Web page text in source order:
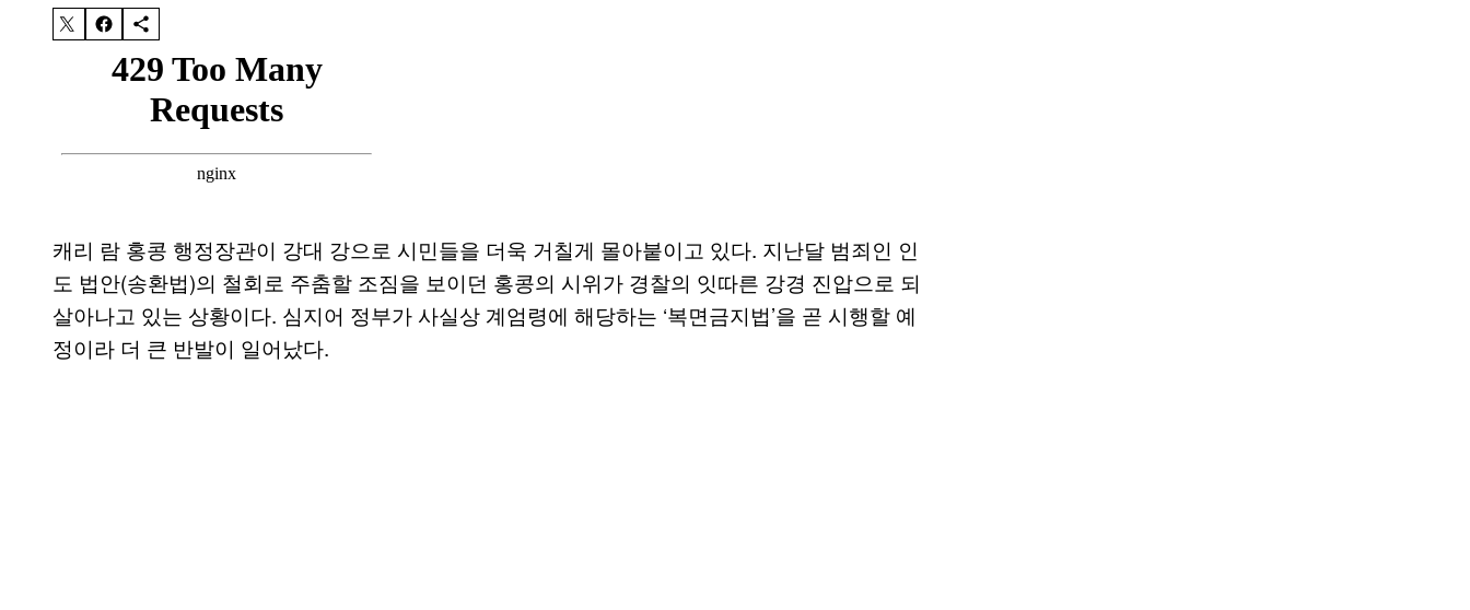
캐리 람 홍콩 행정장관이 강대 강으로 시민들을 더욱 거칠게 몰아붙이고 있다. 지난달 범죄인 인
도 법안(송환법)의 철회로 주춤할 조짐을 보이던 홍콩의 시위가 경찰의 잇따른 강경 진압으로 되
살아나고 있는 상황이다. 심지어 정부가 사실상 계엄령에 해당하는 ‘복면금지법’을 곧 시행할 예
정이라 더 큰 반발이 일어났다.